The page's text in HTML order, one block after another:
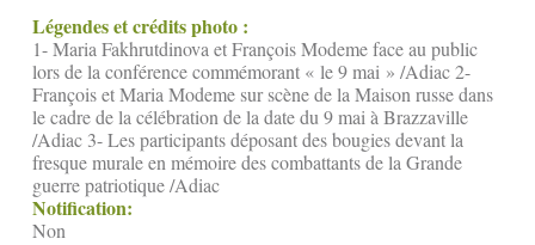
Légendes et crédits photo :
1- Maria Fakhrutdinova et François Modeme face au public
lors de la conférence commémorant « le 9 mai » /Adiac 2-
François et Maria Modeme sur scène de la Maison russe dans
le cadre de la célébration de la date du 9 mai à Brazzaville
/Adiac 3- Les participants déposant des bougies devant la
fresque murale en mémoire des combattants de la Grande
guerre patriotique /Adiac
Notification:
Non